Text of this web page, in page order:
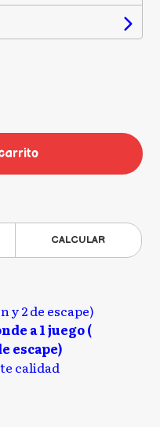
CALCULAR
y 2 de escape)
a 1 juego (
escape)
calidad